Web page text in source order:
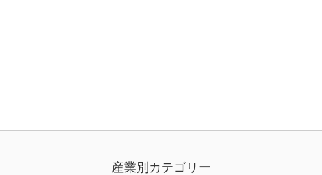
産業別カテゴリー